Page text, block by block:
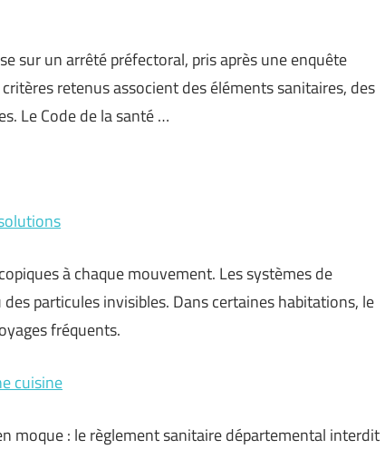
sur un arrêté préfectoral, pris après une enquête
retenus associent des éléments sanitaires, des
Le Code de la santé …
à chaque mouvement. Les systèmes de
particules invisibles. Dans certaines habitations, le
fréquents.
cuisine
moque : le règlement sanitaire départemental interdit